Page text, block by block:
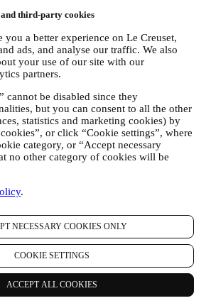
third-party cookies
you a better experience on Le Creuset,
ads, and analyse our traffic. We also
your use of our site with our
partners.
cannot be disabled since they
but you can consent to all the other
statistics and marketing cookies) by
or click “Cookie settings”, where
category, or “Accept necessary
no other category of cookies will be
.
NECESSARY COOKIES ONLY
COOKIE SETTINGS
ACCEPT ALL COOKIES
contact met u opnemen via e-mail, sms
zal betrekking hebben op Le
of op nieuwe winkelopeningen, exclusieve
enquêtes, demonstraties die
door Le Creuset of speciale
u misschien leuk vindt. Deze communicatie
geselecteerd of op maat worden gemaakt
die we over u hebben, zoals uw
of uw voorkeuren voor
zullen uw gegevens gebruiken om uw
begrijpen. Dit stelt ons in staat om onze
om deze relevanter en
statistieken over het openen van e-mail
ons te helpen onze nieuwsbrieven te
is gebaseerd op uw toestemming
marketingcommunicatie van ons te
om aan te melden kan worden
plaatsen waar persoonsgegevens worden
juiste selectievakje aan te vinken of, als u
heeft, via het Mijn account-gedeelte